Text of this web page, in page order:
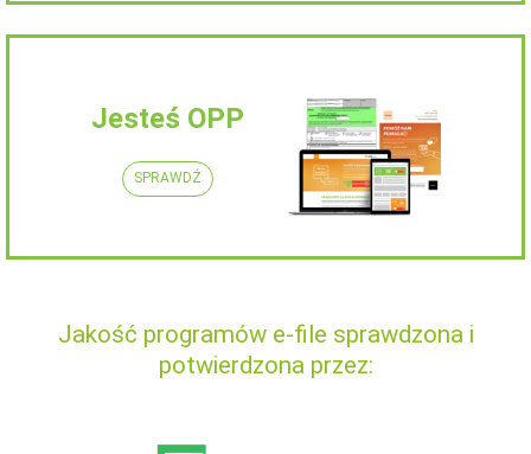
Jesteś OPP
SPRAWDŹ
Jakość programów e-file sprawdzona i
potwierdzona przez: